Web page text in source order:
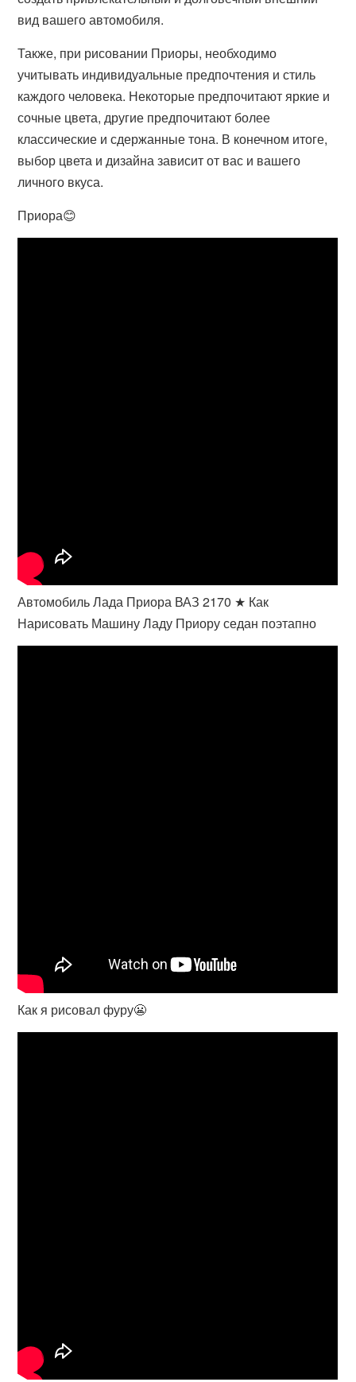
вид вашего автомобиля.
Также, при рисовании Приоры, необходимо
учитывать индивидуальные предпочтения и стиль
каждого человека. Некоторые предпочитают яркие и
сочные цвета, другие предпочитают более
классические и сдержанные тона. В конечном итоге,
выбор цвета и дизайна зависит от вас и вашего
личного вкуса.
Приора😊
Автомобиль Лада Приора ВАЗ 2170 ★ Как
Нарисовать Машину Ладу Приору седан поэтапно
Как я рисовал фуру😬